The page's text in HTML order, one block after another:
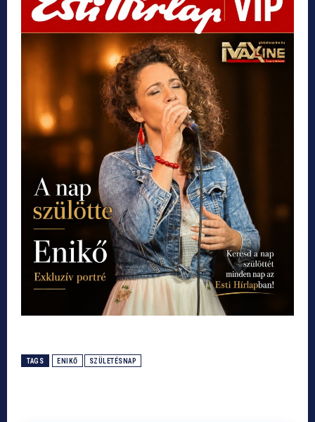
TAGS ENIKŐ SZÜLETÉSNAP